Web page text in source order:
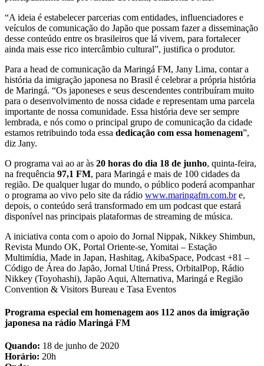
“A ideia é estabelecer parcerias com entidades, influenciadores e
veículos de comunicação do Japão que possam fazer a disseminação
desse conteúdo entre os brasileiros que lá vivem, para fortalecer
ainda mais esse rico intercâmbio cultural”, justifica o produtor.
Para a head de comunicação da Maringá FM, Jany Lima, contar a
história da imigração japonesa no Brasil é celebrar a própria história
de Maringá. “Os japoneses e seus descendentes contribuíram muito
para o desenvolvimento de nossa cidade e representam uma parcela
importante de nossa comunidade. Essa história deve ser sempre
lembrada, e nós como o principal grupo de comunicação da cidade
estamos retribuindo toda essa dedicação com essa homenagem”,
diz Jany.
O programa vai ao ar às 20 horas do dia 18 de junho, quinta-feira,
na frequência 97,1 FM, para Maringá e mais de 100 cidades da
região. De qualquer lugar do mundo, o público poderá acompanhar
o programa ao vivo pelo site da rádio www.maringafm.com.bre,
depois, o conteúdo será transformado em um podcast que estará
disponível nas principais plataformas de streaming de música.
A iniciativa conta com o apoio do Jornal Nippak, Nikkey Shimbun,
Revista Mundo OK, Portal Oriente-se, Yomitai – Estação
Multimídia, Made in Japan, Hashitag, AkibaSpace, Podcast +81 –
Código de Área do Japão, Jornal Utiná Press, OrbitalPop, Rádio
Nikkey (Toyohashi), Japão Aqui, Alternativa, Maringá e Região
Convention & Visitors Bureau e Tasa Eventos
Programa especial em homenagem aos 112 anos da imigração
japonesa na rádio Maringá FM
Quando: 18 de junho de 2020
Horário: 20h